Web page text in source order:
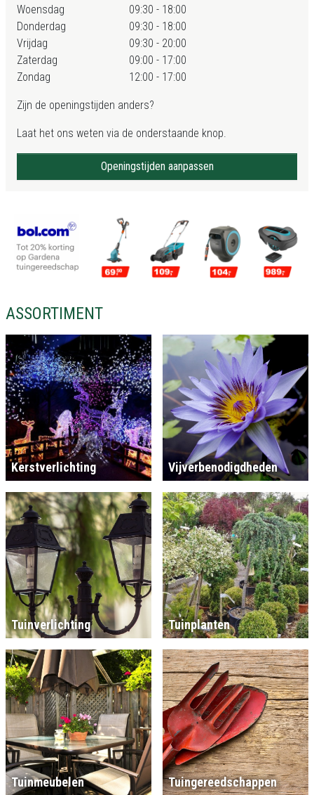
Woensdag
09:30 - 18:00
Donderdag
09:30 - 18:00
Vrijdag
09:30 - 20:00
Zaterdag
09:00 - 17:00
Zondag
12:00 - 17:00
Zijn de openingstijden anders?
Laat het ons weten via de onderstaande knop.
Openingstijden aanpassen
ASSORTIMENT
Kerstverlichting Vijverbenodigdheden
Tuinverlichting Tuinplanten
Tuinmeubelen Tuingereedschappen